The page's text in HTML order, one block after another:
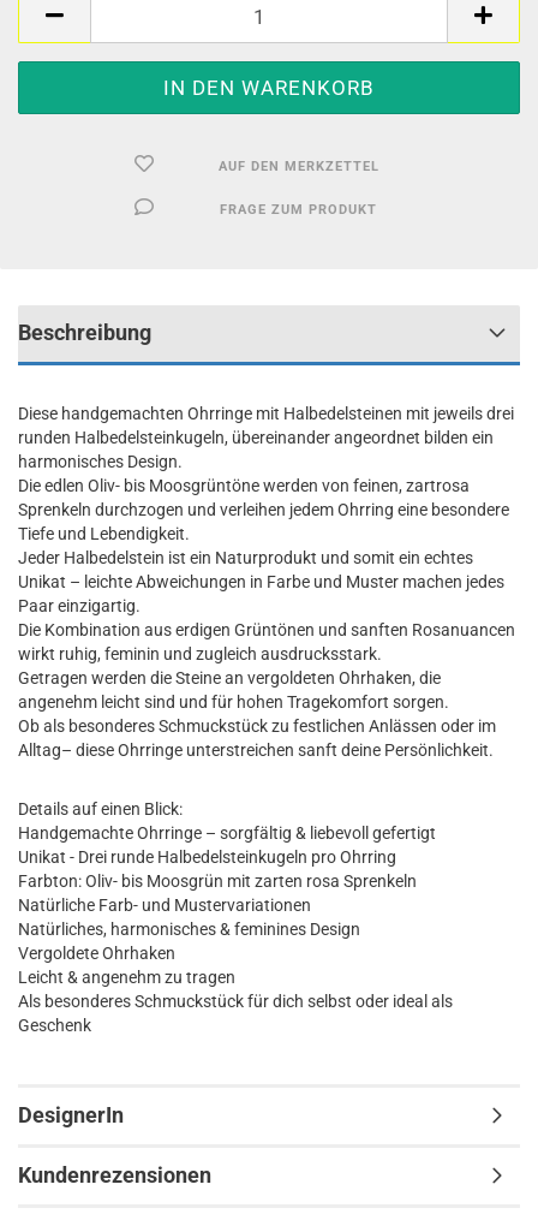
AUF DEN MERKZETTEL
FRAGE ZUM PRODUKT
Beschreibung
Diese handgemachten Ohrringe mit Halbedelsteinen mit jeweils drei
runden Halbedelsteinkugeln, übereinander angeordnet bilden ein
harmonisches Design.
Die edlen Oliv- bis Moosgrüntöne werden von feinen, zartrosa
Sprenkeln durchzogen und verleihen jedem Ohrring eine besondere
Tiefe und Lebendigkeit.
Jeder Halbedelstein ist ein Naturprodukt und somit ein echtes
Unikat – leichte Abweichungen in Farbe und Muster machen jedes
Paar einzigartig.
Die Kombination aus erdigen Grüntönen und sanften Rosanuancen
wirkt ruhig, feminin und zugleich ausdrucksstark.
Getragen werden die Steine an vergoldeten Ohrhaken, die
angenehm leicht sind und für hohen Tragekomfort sorgen.
Ob als besonderes Schmuckstück zu festlichen Anlässen oder im
Alltag– diese Ohrringe unterstreichen sanft deine Persönlichkeit.
Details auf einen Blick:
Handgemachte Ohrringe – sorgfältig & liebevoll gefertigt
Unikat - Drei runde Halbedelsteinkugeln pro Ohrring
Farbton: Oliv- bis Moosgrün mit zarten rosa Sprenkeln
Natürliche Farb- und Mustervariationen
Natürliches, harmonisches & feminines Design
Vergoldete Ohrhaken
Leicht & angenehm zu tragen
Als besonderes Schmuckstück für dich selbst oder ideal als
Geschenk
DesignerIn
Kundenrezensionen